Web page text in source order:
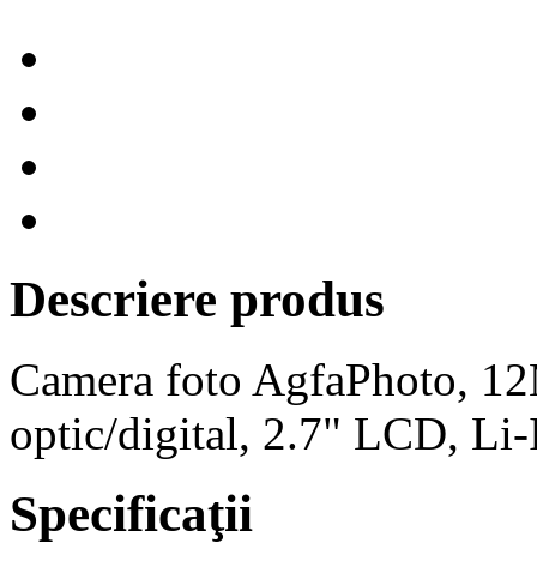
Descriere produs
Camera foto AgfaPhoto,
optic/digital, 2.7" LCD,
Specificaţii